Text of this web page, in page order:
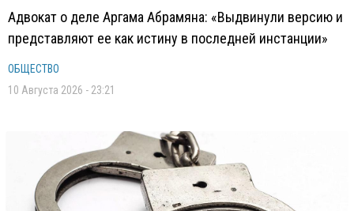
Адвокат о деле Аргама Абрамяна: «Выдвинули версию и
представляют ее как истину в последней инстанции»
ОБЩЕСТВО
10 Августа 2026 - 23:21